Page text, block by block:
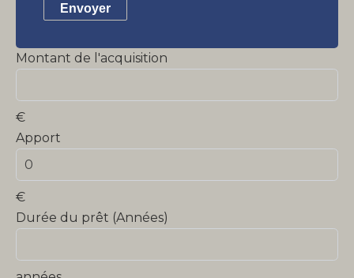
Envoyer
Montant de l'acquisition
€
Apport
€
Durée du prêt (Années)